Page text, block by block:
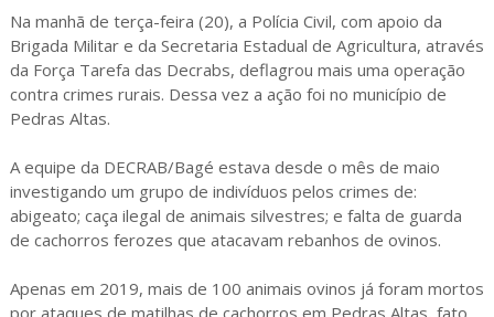
Na manhã de terça-feira (20), a Polícia Civil, com apoio da
Brigada Militar e da Secretaria Estadual de Agricultura, através
da Força Tarefa das Decrabs, deflagrou mais uma operação
contra crimes rurais. Dessa vez a ação foi no município de
Pedras Altas.
A equipe da DECRAB/Bagé estava desde o mês de maio
investigando um grupo de indivíduos pelos crimes de:
abigeato; caça ilegal de animais silvestres; e falta de guarda
de cachorros ferozes que atacavam rebanhos de ovinos.
Apenas em 2019, mais de 100 animais ovinos já foram mortos